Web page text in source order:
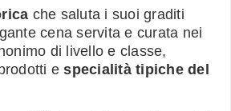
che saluta i suoi graditi
cena servita e curata nei
di livello e classe,
especialità tipiche del